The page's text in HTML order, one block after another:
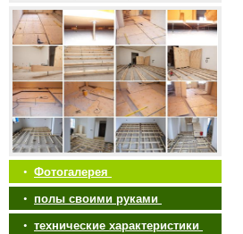
• Фотогалерея
• полы своими руками
• технические характеристики